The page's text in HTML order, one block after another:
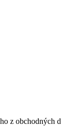
z obchodných